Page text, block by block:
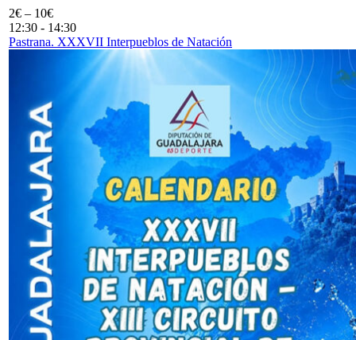
2€ – 10€
12:30 - 14:30
Pastrana. XXXVII Interpueblos de Natación